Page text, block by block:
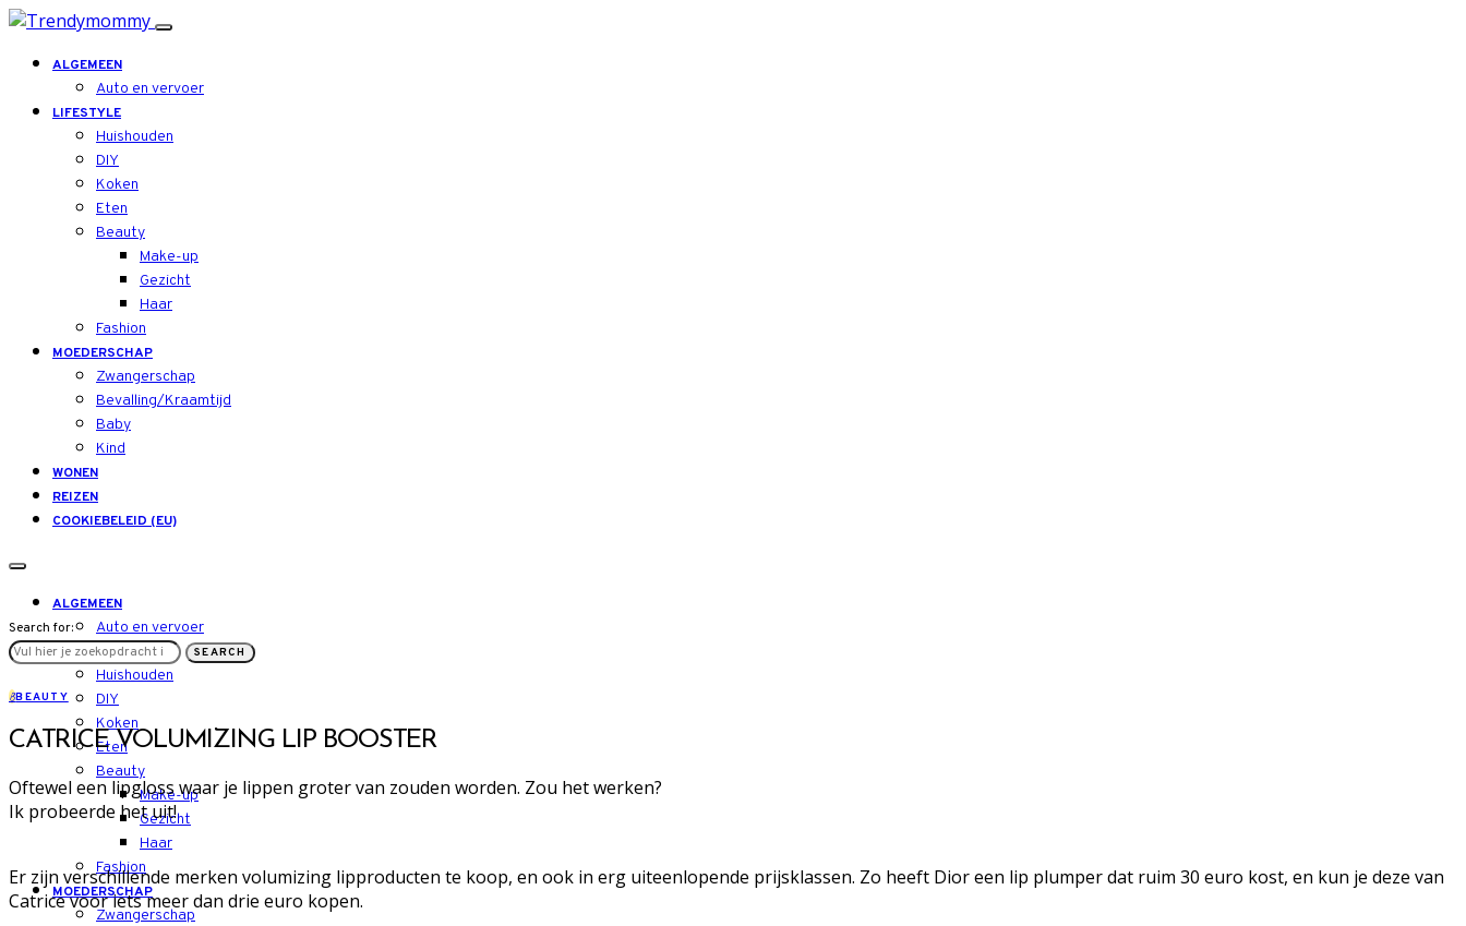
ALGEMEEN
Auto en vervoer
LIFESTYLE
Huishouden
DIY
Koken
Eten
Beauty
Make-up
Gezicht
Haar
Fashion
MOEDERSCHAP
Zwangerschap
Bevalling/Kraamtijd
Baby
Kind
WONEN
REIZEN
COOKIEBELEID (EU)
ALGEMEEN
Auto en vervoer
LIFESTYLE
Huishouden
DIY
Koken
Eten
Beauty
Make-up
Gezicht
Haar
Fashion
MOEDERSCHAP
Zwangerschap
Search for:
SEARCH
BBEAUTY
CATRICE VOLUMIZING LIP BOOSTER
Oftewel een lipgloss waar je lippen groter van zouden worden. Zou het werken?
Ik probeerde het uit!
Er zijn verschillende merken volumizing lipproducten te koop, en ook in erg uiteenlopende prijsklassen. Zo heeft Dior een lip plumper dat ruim 30 euro kost, en kun je deze van
Catrice voor iets meer dan drie euro kopen.